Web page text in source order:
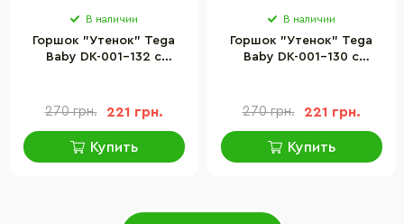
В наличии
Горшок "Утенок" Tega
Baby DK-001-132 с
270 грн. 221 грн.
Купить
В наличии
Горшок "Утенок" Tega
Baby DK-001-130 с
270 грн. 221 грн.
Купить